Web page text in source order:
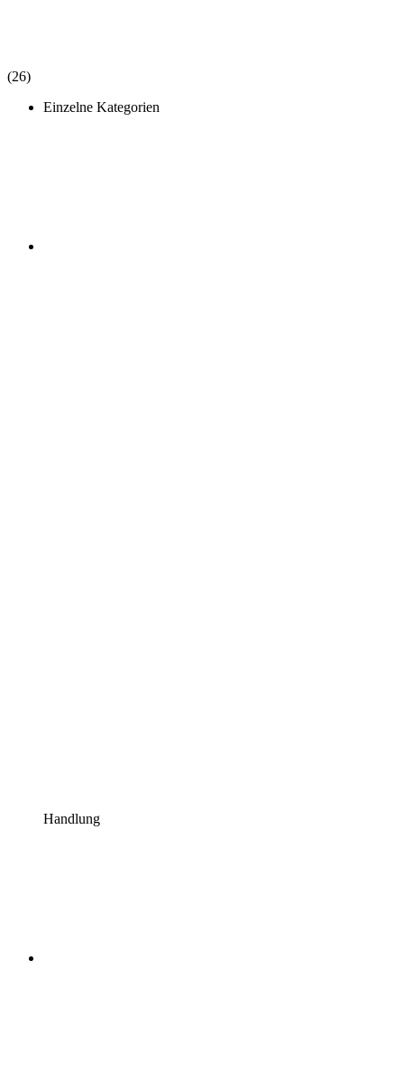
(26)
Einzelne Kategorien
Handlung